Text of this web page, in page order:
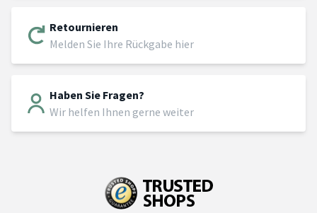
Retournieren
Melden Sie Ihre Rückgabe hier
Haben Sie Fragen?
Wir helfen Ihnen gerne weiter